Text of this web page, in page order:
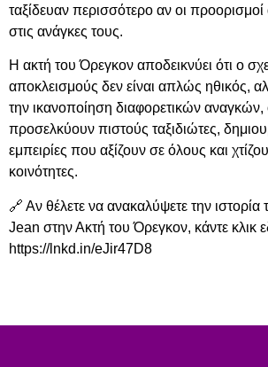
ταξίδευαν περισσότερο αν οι
στις ανάγκες τους.
Η ακτή του Όρεγκον αποδεικνύει ότι ο
αποκλεισμούς δεν είναι απλώς ηθικός,
την ικανοποίηση διαφορετικών αναγκών,
προσελκύουν πιστούς ταξιδιώτες,
εμπειρίες που αξίζουν σε όλους και
κοινότητες.
🔗 Αν θέλετε να ανακαλύψετε την ιστορία
Jean στην Ακτή του Όρεγκον, κάντε κλικ
https://lnkd.in/eJir47D8